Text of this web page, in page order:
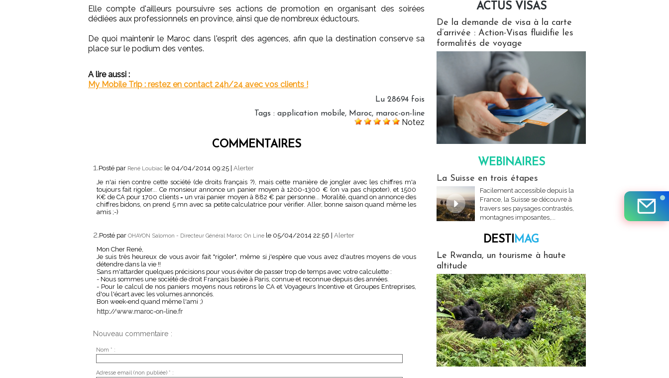
Elle compte d'ailleurs poursuivre ses actions de promotion en organisant des soirées
dédiées aux professionnels en province, ainsi que de nombreux éductours.
De quoi maintenir le Maroc dans l'esprit des agences, afin que la destination conserve sa
place sur le podium des ventes.
A lire aussi :
My Mobile Trip : restez en contact 24h/24 avec vos clients !
Lu 28694 fois
Tags : application mobile, Maroc, maroc-on-line
Notez
COMMENTAIRES
1.Posté par René Loubiac le 04/04/2014 09:25 Alerter
Je n'ai rien contre cette société (de droits français ?), mais cette manière de jongler avec les chiffres m'a
toujours fait rigoler... Ce monsieur annonce un panier moyen à 1200-1300 € (on va pas chipoter), et 1500
K€ de CA pour 1700 clients = un vrai panier moyen à 882 € par personne... Moralité, quand on annonce des
chiffres bidons, on prend 5 mn avec sa petite calculatrice pour vérifier. Aller, bonne saison quand même les
amis ;-)
2.Posté par OHAYON Salomon - Directeur Général Maroc On Line le 05/04/2014 22:56
Alerter
Mon Cher René,
Je suis très heureux de vous avoir fait "rigoler", même si j'espère que vous avez d'autres moyens de vous
détendre dans la vie !!
Sans m'attarder quelques précisions pour vous éviter de passer trop de temps avec votre calculette :
- Nous sommes une société de droit Français basée à Paris, connue et reconnue depuis des années.
- Pour le calcul de nos paniers moyens nous retirons le CA et Voyageurs Incentive et Groupes Entreprises,
d'ou l'écart avec les volumes annoncés.
Bon week-end quand même l'ami ;)
http://www.maroc-on-line.fr
Nouveau commentaire :
Nom * :
Adresse email (non publiée) * :
ACTUS VISAS
De la demande de visa à la carte
d’arrivée : Action-Visas fluidifie les
formalités de voyage
WEBINAIRES
La Suisse en trois étapes
Facilement accessible depuis la
France, la Suisse se découvre à
travers ses paysages contrastés,
montagnes imposantes,...
DESTIMAG
Le Rwanda, un tourisme à haute
altitude